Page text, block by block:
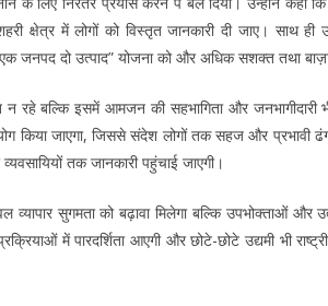
क्षेत्र में लोगों को विस्तृत जानकारी दी जाए। साथ ही
जनपद दो उत्पाद” योजना को और अधिक सशक्त तथा
रहे बल्कि इसमें आमजन की सहभागिता और जनभागीदारी
किया जाएगा, जिससे संदेश लोगों तक सहज और प्रभावी
तक जानकारी पहुंचाई जाएगी।
सुगमता को बढ़ावा मिलेगा बल्कि उपभोक्ताओं और
में पारदर्शिता आएगी और छोटे-छोटे उद्यमी भी